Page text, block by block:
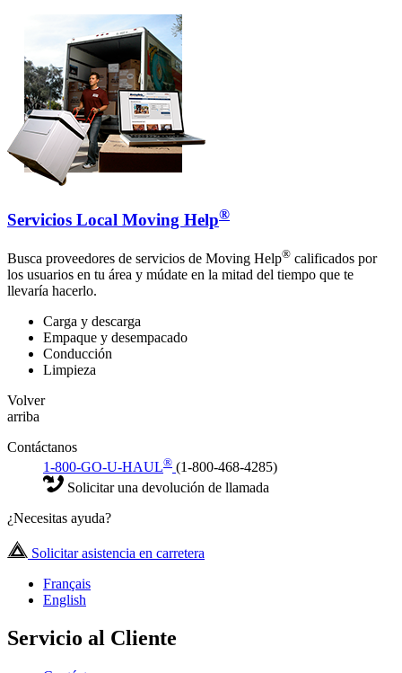
Servicios Local Moving Help®
Busca proveedores de servicios de Moving Help® calificados por
los usuarios en tu área y múdate en la mitad del tiempo que te
llevaría hacerlo.
Carga y descarga
Empaque y desempacado
Conducción
Limpieza
Volver
arriba
Contáctanos
1-800-GO-U-HAUL® (1-800-468-4285)
Solicitar una devolución de llamada
¿Necesitas ayuda?
Solicitar asistencia en carretera
Français
English
Servicio al Cliente